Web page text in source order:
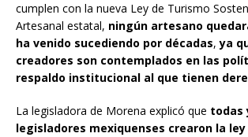
cumplen con la nueva Ley de Turismo
Artesanal estatal, ningún artesano
ha venido sucediendo por décadas,ya
creadores son contemplados en las
respaldo institucional al que tienen
La legisladora de Morena explicó que todas
legisladores mexiquenses crearon la